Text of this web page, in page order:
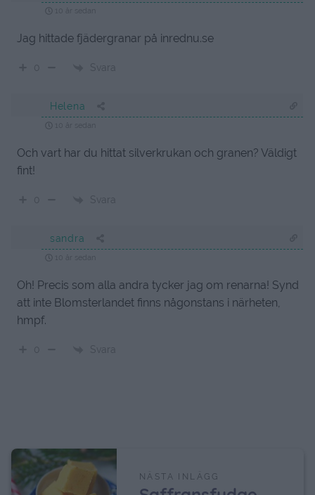
10 år sedan
Jag hittade fjädergranar på inrednu.se
0 Svara
Helena
10 år sedan
Och vart har du hittat silverkrukan och granen? Väldigt
fint!
0 Svara
sandra
10 år sedan
Oh! Precis som alla andra tycker jag om renarna! Synd
att inte Blomsterlandet finns någonstans i närheten,
hmpf.
0 Svara
NÄSTA INLÄGG